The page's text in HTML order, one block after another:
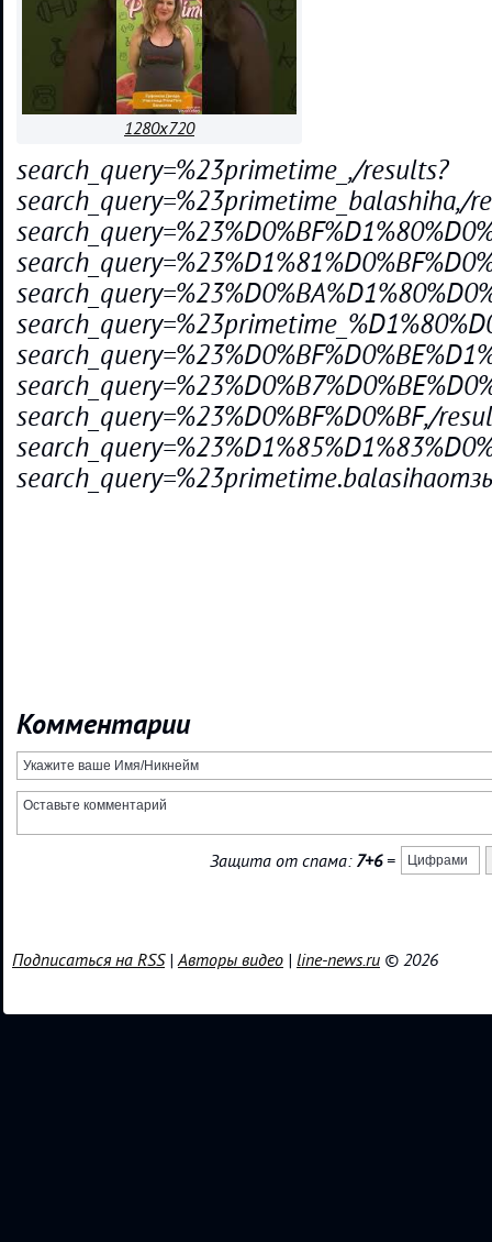
1280x720
search_query=%23primetime_,/results?
search_query=%23primetime_balashiha,/
search_query=%23%D0%BF%D0%BF,/
Комментарии
Защита от спама: 7+6=
Подписаться на RSS|Авторы видео | line-news.ru © 2026